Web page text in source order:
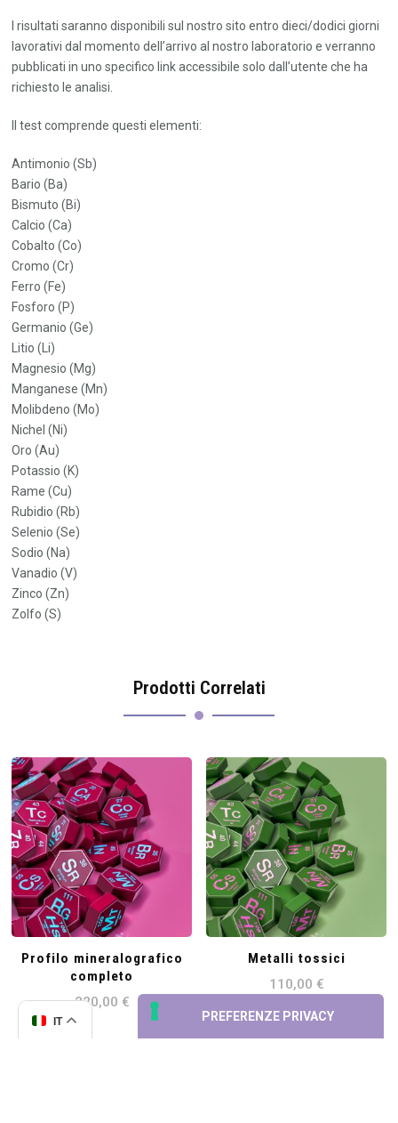
I risultati saranno disponibili sul nostro sito entro dieci/dodici giorni
lavorativi dal momento dell’arrivo al nostro laboratorio e verranno
pubblicati in uno specifico link accessibile solo dall’utente che ha
richiesto le analisi.
Il test comprende questi elementi:
Antimonio (Sb)
Bario (Ba)
Bismuto (Bi)
Calcio (Ca)
Cobalto (Co)
Cromo (Cr)
Ferro (Fe)
Fosforo (P)
Germanio (Ge)
Litio (Li)
Magnesio (Mg)
Manganese (Mn)
Molibdeno (Mo)
Nichel (Ni)
Oro (Au)
Potassio (K)
Rame (Cu)
Rubidio (Rb)
Selenio (Se)
Sodio (Na)
Vanadio (V)
Zinco (Zn)
Zolfo (S)
Prodotti Correlati
Profilo mineralografico
completo
220,00 €
Metalli tossici
110,00 €
IT